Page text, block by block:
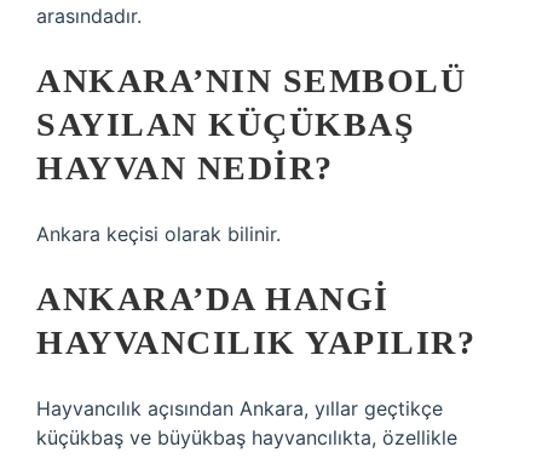
arasındadır.
ANKARA’NIN SEMBOLÜ
SAYILAN KÜÇÜKBAŞ
HAYVAN NEDIR?
Ankara keçisi olarak bilinir.
ANKARA’DA HANGI
HAYVANCILIK YAPILIR?
Hayvancılık açısından Ankara, yıllar geçtikçe
küçükbaş ve büyükbaş hayvancılıkta, özellikle